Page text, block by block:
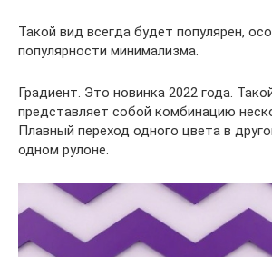
Такой вид всегда будет популярен,
популярности минимализма.
Градиент. Это новинка 2022 года.
представляет собой комбинацию
Плавный переход одного цвета в
одном рулоне.